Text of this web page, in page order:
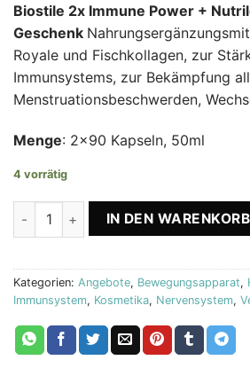
war:
74.70 €
ist:
59.80
Biostile 2x Immune Power +
Geschenk
Royale und Fischkollagen, zur
Immunsystems, zur Bekämpfung
Menstruationsbeschwerden,
Menge: 2×90 Kapseln, 50ml
4 vorrätig
2x Immune Power + Nutrilegs Forte
IN DEN WARENKORB
Kategorien: Angebote, Bewegungsapparat,
Immunsystem, Kosmetika, Nervensystem,